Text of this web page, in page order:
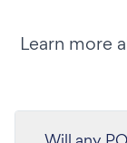
Learn more